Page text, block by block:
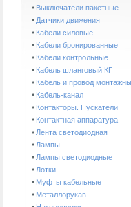
Выключатели пакетные
Датчики движения
Кабели силовые
Кабели бронированные
Кабели контрольные
Кабель шланговый КГ
Кабель и провод
Кабель-канал
Контакторы. Пускатели
Контактная аппаратура
Лента светодиодная
Лампы
Лампы светодиодные
Лотки
Муфты кабельные
Металлорукав